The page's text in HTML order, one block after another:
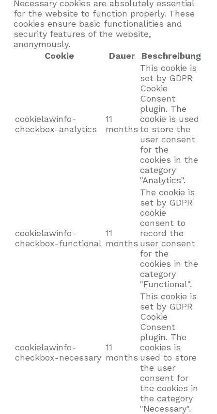
Necessary cookies are absolutely essential
for the website to function properly. These
cookies ensure basic functionalities and
security features of the website,
anonymously.
Cookie
Dauer Beschreibung
cookielawinfo-
checkbox-analytics
11
months
This cookie is
set by GDPR
Cookie
Consent
plugin. The
cookie is used
to store the
user consent
for the
cookies in the
category
"Analytics".
cookielawinfo-
checkbox-functional
11
months
The cookie is
set by GDPR
cookie
consent to
record the
user consent
for the
cookies in the
category
"Functional".
cookielawinfo-
checkbox-necessary
11
months
This cookie is
set by GDPR
Cookie
Consent
plugin. The
cookies is
used to store
the user
consent for
the cookies in
the category
"Necessary".